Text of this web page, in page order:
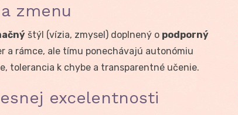
zmenu
štýl (vízia, zmysel) doplnený o podporný
a rámce, ale tímu ponechávajú autonómiu
tolerancia k chybe a transparentné učenie.
excelentnosti